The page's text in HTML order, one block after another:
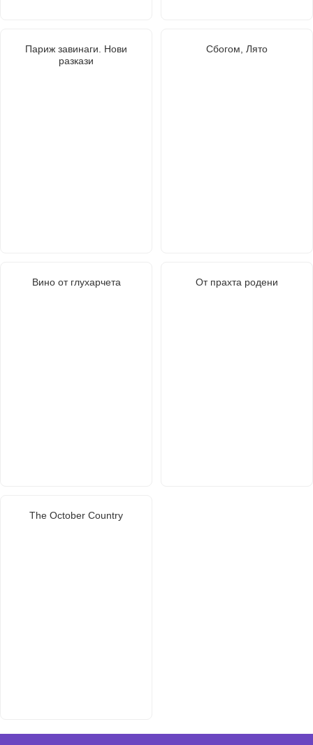
Париж завинаги. Нови
разкази
Сбогом, Лято
Вино от глухарчета От прахта родени
The October Country